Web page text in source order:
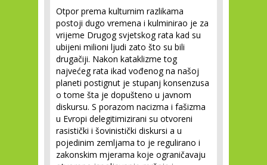
Otpor prema kulturnim razlikama
postoji dugo vremena i kulminirao je za
vrijeme Drugog svjetskog rata kad su
ubijeni milioni ljudi zato što su bili
drugačiji. Nakon kataklizme tog
najvećeg rata ikad vođenog na našoj
planeti postignut je stupanj konsenzusa
o tome šta je dopušteno u javnom
diskursu. S porazom nacizma i fašizma
u Evropi delegitimizirani su otvoreni
rasistički i šovinistički diskursi a u
pojedinim zemljama to je regulirano i
zakonskim mjerama koje ograničavaju